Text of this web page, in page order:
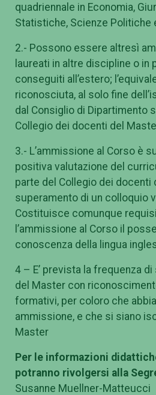
quadriennale in Economia,
Statistiche, Scienze Politiche
2.- Possono essere altresì
laureati in altre discipline o
conseguiti all’estero;
riconosciuta, al solo fine
dal Consiglio di Dipartimento
Collegio dei docenti del
3.- L’ammissione al Corso è
positiva valutazione del
parte del Collegio dei docenti
superamento di un colloquio
Costituisce comunque
l’ammissione al Corso il
conoscenza della lingua
4 – E’ prevista la frequenza
del Master con
formativi, per coloro che
ammissione, e che si siano
Master
Per le informazioni
potranno rivolgersi alla
Susanne Muellner-Matteucci